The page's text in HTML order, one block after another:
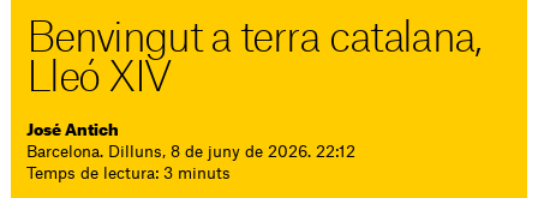
Benvingut a terra catalana,
Lleó XIV
José Antich
Barcelona. Dilluns, 8 de juny de 2026. 22:12
Temps de lectura: 3 minuts